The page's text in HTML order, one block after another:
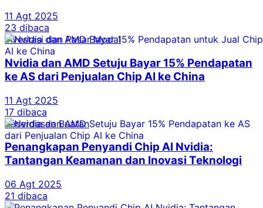
11 Agt 2025
23 dibaca
Investasi dan Pasar Modal
Nvidia dan AMD Setuju Bayar 15% Pendapatan
ke AS dari Penjualan Chip AI ke China
11 Agt 2025
17 dibaca
Kecerdasan Buatan
Penangkapan Penyandi Chip AI Nvidia:
Tantangan Keamanan dan Inovasi Teknologi
06 Agt 2025
21 dibaca